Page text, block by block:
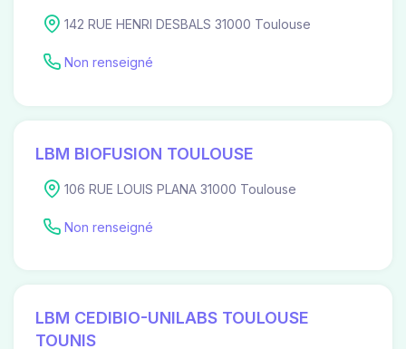
142 RUE HENRI DESBALS 31000 Toulouse
Non renseigné
LBM BIOFUSION TOULOUSE
106 RUE LOUIS PLANA 31000 Toulouse
Non renseigné
LBM CEDIBIO-UNILABS TOULOUSE
TOUNIS